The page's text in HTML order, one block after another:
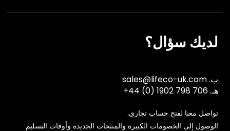
لديك سؤال؟
ب.sales@lifeco-uk.com
هـ.+44 (0) 1902 798 706
تواصل معنا لفتح حساب تجاري.
الوصول إلى الخصومات الكبيرة والمنتجات الجديدة وأوقات التسليم